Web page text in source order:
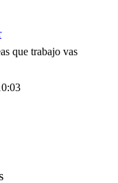
que trabajo vas